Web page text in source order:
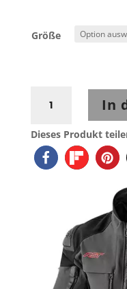
Dieses Produkt
Größe
Adventure
D3O
Jacket
In